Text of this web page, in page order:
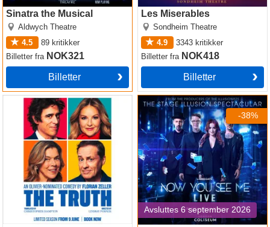
Sinatra the Musical
Aldwych Theatre
4.5
89 kritikker
Billetterfra NOK321
Billetter
Les Miserables
Sondheim Theatre
4.9
3343 kritikker
Billetterfra NOK418
Billetter
The Truth
-38%
Avsluttes 6 september 2026
Now You See Me